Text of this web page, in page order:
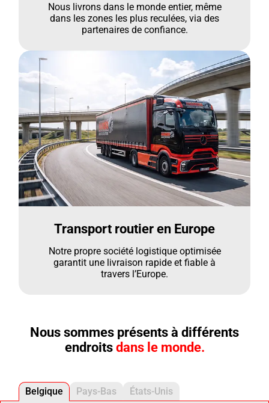
Nous livrons dans le monde entier, même
dans les zones les plus reculées, via des
partenaires de confiance.
Transport routier en Europe
Notre propre société logistique optimisée
garantit une livraison rapide et fiable à
travers l’Europe.
Nous sommes présents à différents
endroits dans le monde.
Belgique Pays-Bas États-Unis